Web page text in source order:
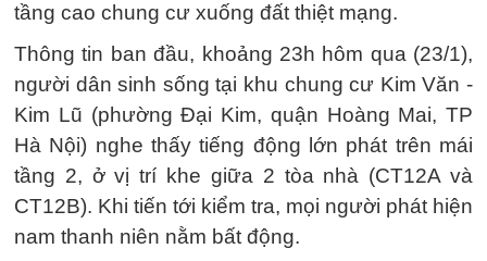
tầng cao chung cư xuống đất thiệt mạng.
Thông tin ban đầu, khoảng 23h hôm qua (23/1),
người dân sinh sống tại khu chung cư Kim Văn -
Kim Lũ (phường Đại Kim, quận Hoàng Mai, TP
Hà Nội) nghe thấy tiếng động lớn phát trên mái
tầng 2, ở vị trí khe giữa 2 tòa nhà (CT12A và
CT12B). Khi tiến tới kiểm tra, mọi người phát hiện
nam thanh niên nằm bất động.